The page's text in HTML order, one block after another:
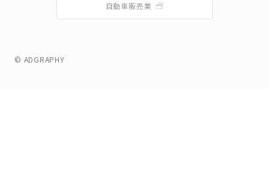
自動車販売業
© ADGRAPHY